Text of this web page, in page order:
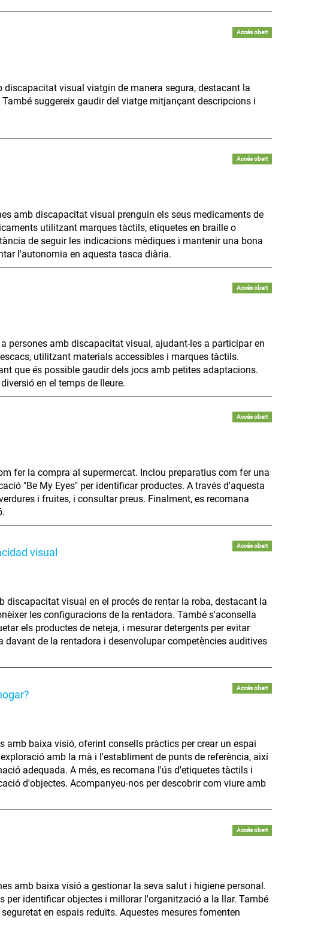
Accés obert
visual viatgin de manera segura, destacant la
suggereix gaudir del viatge mitjançant descripcions i
Accés obert
amb discapacitat visual prenguin els seus medicaments de
utilitzant marques tàctils, etiquetes en braille o
de seguir les indicacions mèdiques i mantenir una bona
l'autonomia en aquesta tasca diària.
Accés obert
persones amb discapacitat visual, ajudant-les a participar en
utilitzant materials accessibles i marques tàctils.
que és possible gaudir dels jocs amb petites adaptacions.
en el temps de lleure.
Accés obert
fer la compra al supermercat. Inclou preparatius com fer una
"Be My Eyes" per identificar productes. A través d'aquesta
i fruites, i consultar preus. Finalment, es recomana
visual
Accés obert
discapacitat visual en el procés de rentar la roba, destacant la
les configuracions de la rentadora. També s'aconsella
els productes de neteja, i mesurar detergents per evitar
de la rentadora i desenvolupar competències auditives
Accés obert
amb baixa visió, oferint consells pràctics per crear un espai
amb la mà i l'establiment de punts de referència, així
adequada. A més, es recomana l'ús d'etiquetes tàctils i
d'objectes. Acompanyeu-nos per descobrir com viure amb
Accés obert
amb baixa visió a gestionar la seva salut i higiene personal.
per identificar objectes i millorar l'organització a la llar. També
en espais reduïts. Aquestes mesures fomenten